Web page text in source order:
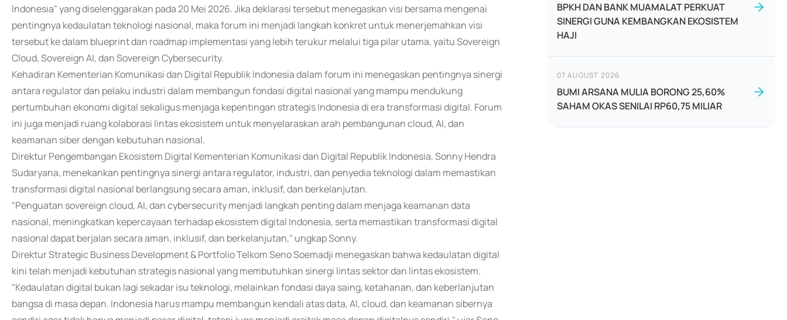
Indonesia" yang diselenggarakan pada 20 Mei 2026. Jika deklarasi tersebut menegaskan visi bersama mengenai
pentingnya kedaulatan teknologi nasional, maka forum ini menjadi langkah konkret untuk menerjemahkan visi
tersebut ke dalam blueprint dan roadmap implementasi yang lebih terukur melalui tiga pilar utama, yaitu Sovereign
Cloud, Sovereign AI, dan Sovereign Cybersecurity.
Kehadiran Kementerian Komunikasi dan Digital Republik Indonesia dalam forum ini menegaskan pentingnya sinergi
antara regulator dan pelaku industri dalam membangun fondasi digital nasional yang mampu mendukung
pertumbuhan ekonomi digital sekaligus menjaga kepentingan strategis Indonesia di era transformasi digital. Forum
ini juga menjadi ruang kolaborasi lintas ekosistem untuk menyelaraskan arah pembangunan cloud, AI, dan
keamanan siber dengan kebutuhan nasional.
Direktur Pengembangan Ekosistem Digital Kementerian Komunikasi dan Digital Republik Indonesia, Sonny Hendra
Sudaryana, menekankan pentingnya sinergi antara regulator, industri, dan penyedia teknologi dalam memastikan
transformasi digital nasional berlangsung secara aman, inklusif, dan berkelanjutan.
"Penguatan sovereign cloud, AI, dan cybersecurity menjadi langkah penting dalam menjaga keamanan data
nasional, meningkatkan kepercayaan terhadap ekosistem digital Indonesia, serta memastikan transformasi digital
nasional dapat berjalan secara aman, inklusif, dan berkelanjutan," ungkap Sonny.
Direktur Strategic Business Development & Portfolio Telkom Seno Soemadji menegaskan bahwa kedaulatan digital
kini telah menjadi kebutuhan strategis nasional yang membutuhkan sinergi lintas sektor dan lintas ekosistem.
"Kedaulatan digital bukan lagi sekadar isu teknologi, melainkan fondasi daya saing, ketahanan, dan keberlanjutan
bangsa di masa depan. Indonesia harus mampu membangun kendali atas data, AI, cloud, dan keamanan sibernya
BPKH DAN BANK MUAMALAT PERKUAT
SINERGI GUNA KEMBANGKAN EKOSISTEM
HAJI
07 AUGUST 2026
BUMI ARSANA MULIA BORONG 25,60%
SAHAM OKAS SENILAI RP60,75 MILIAR